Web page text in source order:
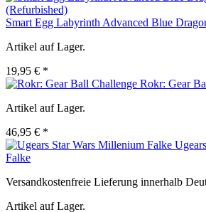
Smart Egg Labyrinth Advanced Blue
Artikel auf Lager.
19,95 € *
Rokr: Gear
Artikel auf Lager.
46,95 € *
Falke
Versandkostenfreie Lieferung innerhalb
Artikel auf Lager.